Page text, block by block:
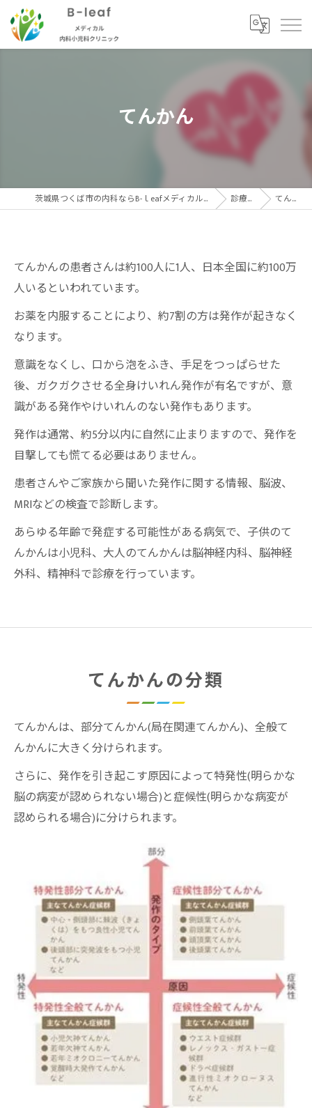
てんかん
茨城県つくば市の内科ならB-ｌeafメディカル内科小児科クリニック 診療内容 てんかん
てんかんの患者さんは約100人に1人、日本全国に約100万
人いるといわれています。
お薬を内服することにより、約7割の方は発作が起きなく
なります。
意識をなくし、口から泡をふき、手足をつっぱらせた
後、ガクガクさせる全身けいれん発作が有名ですが、意
識がある発作やけいれんのない発作もあります。
発作は通常、約5分以内に自然に止まりますので、発作を
目撃しても慌てる必要はありません。
患者さんやご家族から聞いた発作に関する情報、脳波、
MRIなどの検査で診断します。
あらゆる年齢で発症する可能性がある病気で、子供のて
んかんは小児科、大人のてんかんは脳神経内科、脳神経
外科、精神科で診療を行っています。
てんかんの分類
てんかんは、部分てんかん(局在関連てんかん)、全般て
んかんに大きく分けられます。
さらに、発作を引き起こす原因によって特発性(明らかな
脳の病変が認められない場合)と症候性(明らかな病変が
認められる場合)に分けられます。